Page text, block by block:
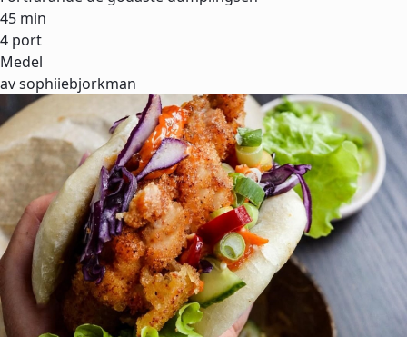
45 min
4 port
Medel
av sophiiebjorkman